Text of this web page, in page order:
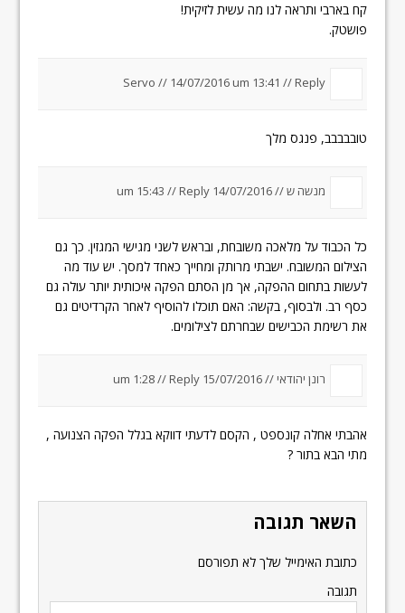
קח בארבי ותראה לנו מה עשית לזיקית!
פושטק.
Servo // 14/07/2016 um 13:41 //Reply
טובבבבב, פנגס מלך
מנשה ש //14/07/2016 um 15:43
//Reply
כל הכבוד על מלאכה משובחת, ובראש לשני מגישי המגזין. כך גם
הצילום המשובח. ישבתי מרותק ומחייך כאחד למסך. יש עוד מה
לעשות בתחום ההפקה, אך מן הסתם הפקה איכותית יותר עולה גם
כסף רב. ולבסוף, בקשה: האם תוכלו להוסיף לאחר הקרדיטים גם
את רשימת הכבישים שבחרתם לצילומים.
רונן יהודאי //15/07/2016 um 1:28
//Reply
אהבתי אחלה קונספט , הקסם לדעתי דווקא בגלל הפקה הצנועה ,
מתי הבא בתור ?
השאר תגובה
כתובת האימייל שלך לא תפורסם
תגובה